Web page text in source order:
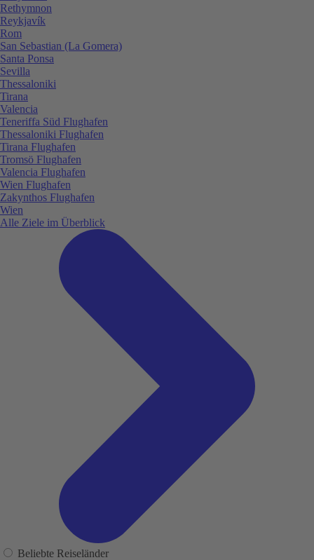
Rethymnon
Reykjavík
Rom
San Sebastian (La Gomera)
Santa Ponsa
Sevilla
Thessaloniki
Tirana
Valencia
Teneriffa Süd Flughafen
Thessaloniki Flughafen
Tirana Flughafen
Tromsö Flughafen
Valencia Flughafen
Wien Flughafen
Zakynthos Flughafen
Wien
Alle Ziele im Überblick
Beliebte Reiseländer